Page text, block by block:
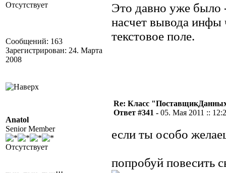
Отсутствует
Сообщений: 163
Зарегистрирован: 24. Марта
2008
Это давно уже было
насчет вывода инфы
текстовое поле.
Anatol
Senior Member
Отсутствует
Re: Класс
Ответ #341 - 05. Мая 2011 ::
если ты особо
попробуй